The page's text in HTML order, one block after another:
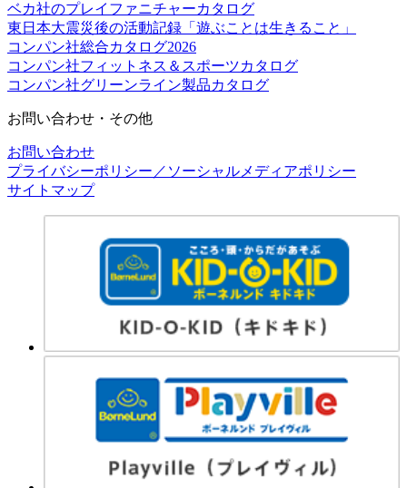
ベカ社のプレイファニチャーカタログ
東日本大震災後の活動記録「遊ぶことは生きること」
コンパン社総合カタログ2026
コンパン社フィットネス＆スポーツカタログ
コンパン社グリーンライン製品カタログ
お問い合わせ・その他
お問い合わせ
プライバシーポリシー／ソーシャルメディアポリシー
サイトマップ